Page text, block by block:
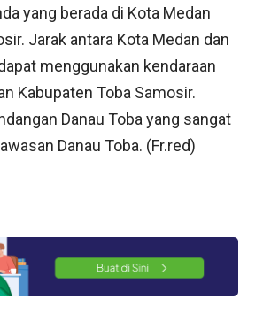
yang berada di Kota Medan
Jarak antara Kota Medan dan
menggunakan kendaraan
Kabupaten Toba Samosir.
Danau Toba yang sangat
Danau Toba. (Fr.red)